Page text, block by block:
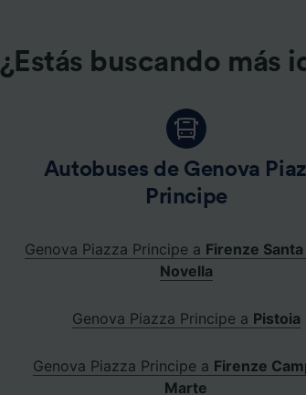
¿Estás buscando más
Autobuses de Genova
Principe
Genova Piazza Principe a Firenze
Novella
Genova Piazza Principe a Pistoia
Genova Piazza Principe a Firenze
Marte